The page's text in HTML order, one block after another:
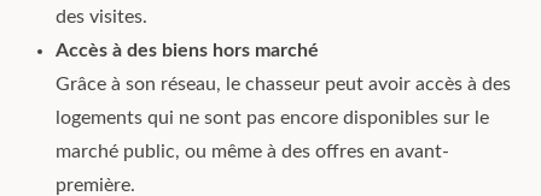
des visites.
Accès à des biens hors marché
Grâce à son réseau, le chasseur peut avoir accès à des
logements qui ne sont pas encore disponibles sur le
marché public, ou même à des offres en avant-
première.